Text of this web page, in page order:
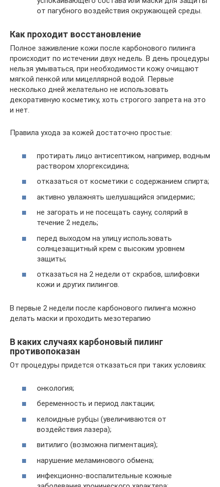
от пагубного воздействия окружающей среды.
Как проходит восстановление
Полное заживление кожи после карбонового пилинга
происходит по истечении двух недель. В день процедуры
нельзя умываться, при необходимости кожу очищают
мягкой пенкой или мицеллярной водой. Первые
несколько дней желательно не использовать
декоративную косметику, хоть строгого запрета на это
и нет.
Правила ухода за кожей достаточно простые:
протирать лицо антисептиком, например, водным
раствором хлоргексидина;
отказаться от косметики с содержанием спирта;
активно увлажнять шелушащийся эпидермис;
не загорать и не посещать сауну, солярий в
течение 2 недель;
перед выходом на улицу использовать
солнцезащитный крем с высоким уровнем
защиты;
отказаться на 2 недели от скрабов, шлифовки
кожи и других пилингов.
В первые 2 недели после карбонового пилинга можно
делать маски и проходить мезотерапию
В каких случаях карбоновый пилинг
противопоказан
От процедуры придется отказаться при таких условиях:
онкология;
беременность и период лактации;
келоидные рубцы (увеличиваются от
воздействия лазера);
витилиго (возможна пигментация);
нарушение меламинового обмена;
инфекционно-воспалительные кожные